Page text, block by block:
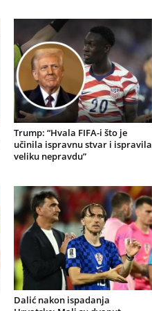
Trump: “Hvala FIFA-i što je
učinila ispravnu stvar i ispravila
veliku nepravdu”
Dalić nakon ispadanja